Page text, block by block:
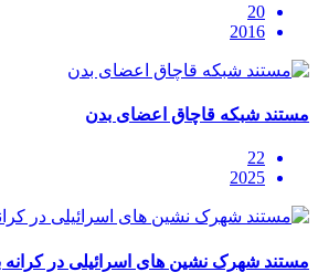
20
2016
مستند شبکه قاچاق اعضای بدن
22
2025
مستند شهرک نشین های اسرائیلی در کرانه